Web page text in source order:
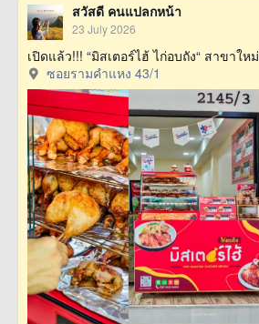
สวัสดี คนแปลกหน้า
23 July 2026
เปิดแล้ว!!! “มิสเตอร์ไฮ้ ไก่อบถัง“ สาขาใ
ซอยรามคำแหง 43/1